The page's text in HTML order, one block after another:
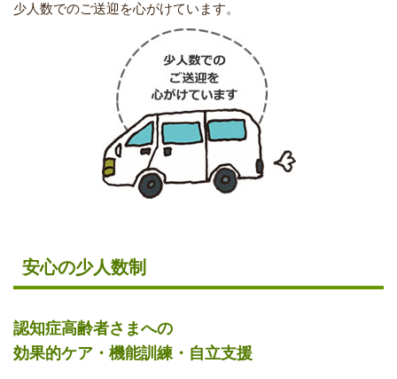
少人数でのご送迎を心がけています。
安心の少人数制
認知症高齢者さまへの
効果的ケア・機能訓練・自立支援